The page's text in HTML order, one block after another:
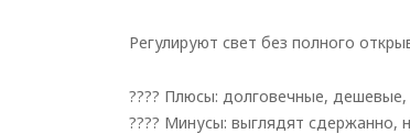
Регулируют свет без полного
???? Плюсы: долговечные, дешевые,
???? Минусы: выглядят сдержанно,